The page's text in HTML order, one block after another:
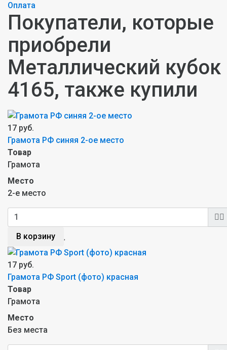
Оплата
Покупатели, которые
приобрели
Металлический кубок
4165, также купили
17 руб.
Грамота РФ синяя 2-ое место
Товар
Грамота
Место
2-е место
В корзину
17 руб.
Грамота РФ Sport (фото) красная
Товар
Грамота
Место
Без места